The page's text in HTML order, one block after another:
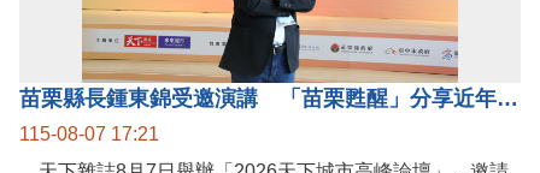
苗栗縣長鍾東錦受邀演講 「苗栗甦醒」分享近年轉變
115-08-07 17:21